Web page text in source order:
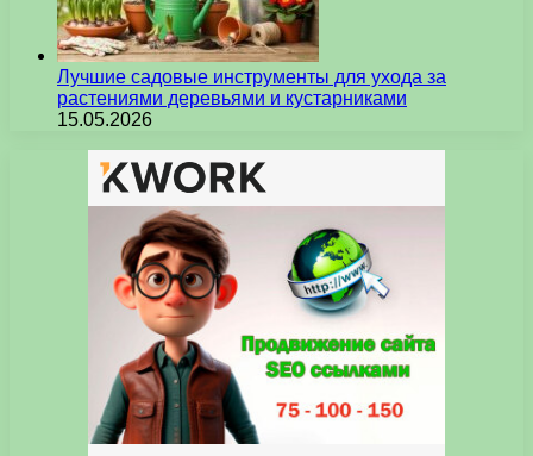
Лучшие садовые инструменты для ухода за
растениями деревьями и кустарниками
15.05.2026